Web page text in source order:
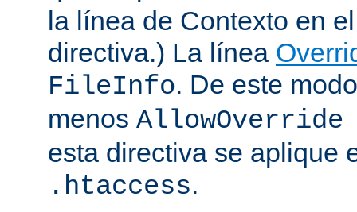
la línea de Contexto en
directiva.) La línea
FileInfo. De este
menos
esta directiva se aplique
.htaccess.